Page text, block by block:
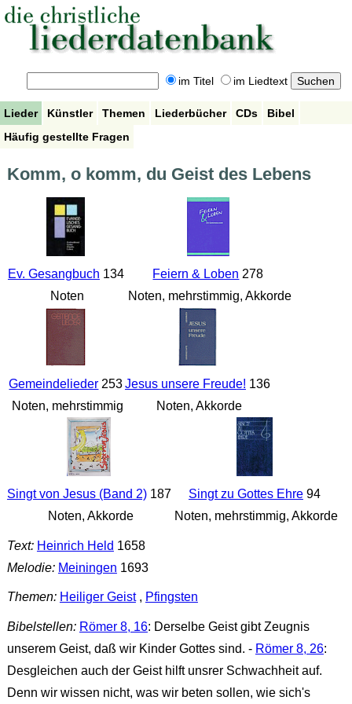
im Titel im Liedtext
Lieder Künstler Themen Liederbücher CDs
Bibel
Häufig gestellte Fragen
Komm, o komm, du Geist des Lebens
Ev. Gesangbuch 134
Noten
Feiern & Loben 278
Noten, mehrstimmig, Akkorde
Gemeindelieder 253
Noten, mehrstimmig
Jesus unsere Freude! 136
Noten, Akkorde
Singt von Jesus (Band 2)187
Noten, Akkorde
Singt zu Gottes Ehre94
Noten, mehrstimmig, Akkorde
Text: Heinrich Held 1658
Melodie: Meiningen 1693
Themen: Heiliger Geist, Pfingsten
Bibelstellen: Römer 8, 16: Derselbe Geist gibt Zeugnis
unserem Geist, daß wir Kinder Gottes sind. - Römer 8, 26:
Desgleichen auch der Geist hilft unsrer Schwachheit auf.
Denn wir wissen nicht, was wir beten sollen, wie sich's